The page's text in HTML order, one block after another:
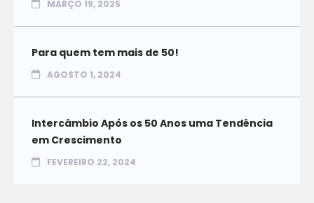
MARÇO 19, 2025
Para quem tem mais de 50!
AGOSTO 1, 2024
Intercâmbio Após os 50 Anos uma Tendência
em Crescimento
FEVEREIRO 22, 2024